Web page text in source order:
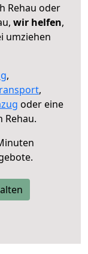
Rehau oder
wir helfen,
umziehen
,
,
oder eine
Rehau.